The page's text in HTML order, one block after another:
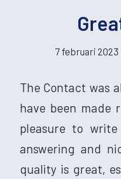
7 februari 2023
The Contact was
have been made
pleasure to
answering and
quality is great,